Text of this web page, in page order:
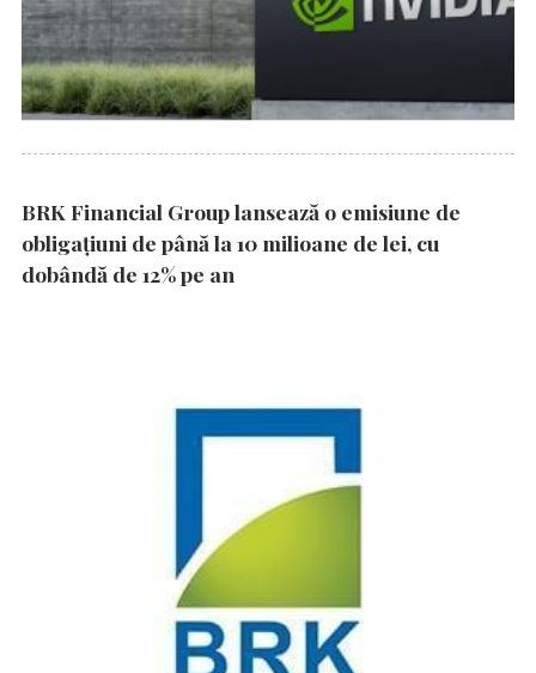
BRK Financial Group lansează o emisiune de
obligațiuni de până la 10 milioane de lei, cu
dobândă de 12% pe an